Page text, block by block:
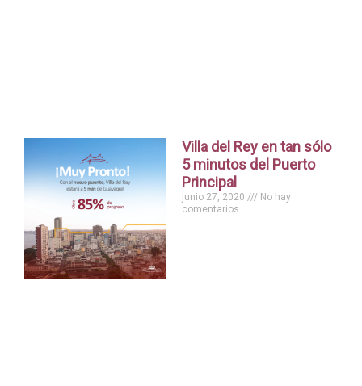
Villa del Rey en tan sólo
5 minutos del Puerto
Principal
junio 27, 2020
No hay
comentarios